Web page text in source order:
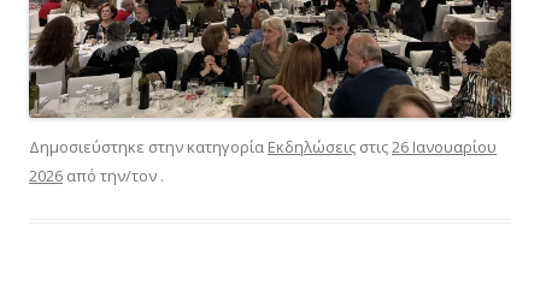
Δημοσιεύστηκε στην κατηγορία Εκδηλώσεις στις26 Ιανουαρίου
2026 από την/τον .